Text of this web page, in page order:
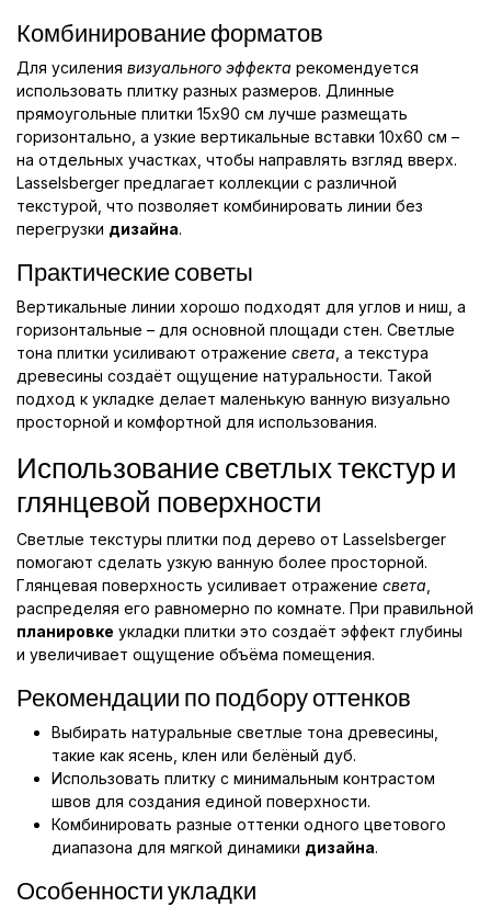
Комбинирование форматов
Для усиления визуального эффекта рекомендуется
использовать плитку разных размеров. Длинные
прямоугольные плитки 15x90 см лучше размещать
горизонтально, а узкие вертикальные вставки 10x60 см –
на отдельных участках, чтобы направлять взгляд вверх.
Lasselsberger предлагает коллекции с различной
текстурой, что позволяет комбинировать линии без
перегрузки дизайна.
Практические советы
Вертикальные линии хорошо подходят для углов и ниш, а
горизонтальные – для основной площади стен. Светлые
тона плитки усиливают отражение света , а текстура
древесины создаёт ощущение натуральности. Такой
подход к укладке делает маленькую ванную визуально
просторной и комфортной для использования.
Использование светлых текстур и
глянцевой поверхности
Светлые текстуры плитки под дерево от Lasselsberger
помогают сделать узкую ванную более просторной.
Глянцевая поверхность усиливает отражение света
распределяя его равномерно по комнате. При правильной
планировке укладки плитки это создаёт эффект глубины
и увеличивает ощущение объёма помещения.
Рекомендации по подбору оттенков
Выбирать натуральные светлые тона древесины,
такие как ясень, клен или белёный дуб.
Использовать плитку с минимальным контрастом
швов для создания единой поверхности.
Комбинировать разные оттенки одного цветового
диапазона для мягкой динамики дизайна.
Особенности укладки